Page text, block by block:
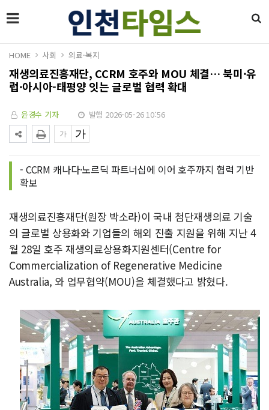
HOME 사회 의료·복지
재생의료진흥재단, CCRM 호주와 MOU 체결… 북미·유
럽·아시아-태평양 잇는 글로벌 협력 확대
윤경수 기자 발행 2026-05-26 10:56
- CCRM 캐나다·노르딕 파트너십에 이어 호주까지 협력 기반
확보
재생의료진흥재단(원장 박소라)이 국내 첨단재생의료 기술
의 글로벌 상용화와 기업들의 해외 진출 지원을 위해 지난 4
월 28일 호주 재생의료상용화지원센터(Centre for
Commercialization of Regenerative Medicine
Australia, 와 업무협약(MOU)을 체결했다고 밝혔다.